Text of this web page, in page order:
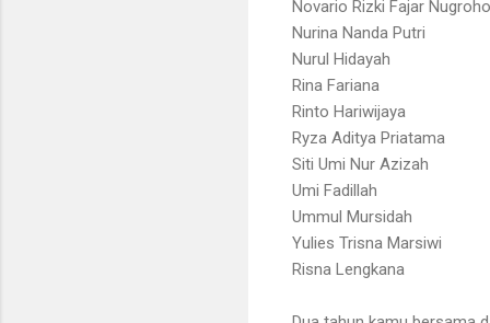
Novario Rizki Fajar Nugroho
Nurina Nanda Putri
Nurul Hidayah
Rina Fariana
Rinto Hariwijaya
Ryza Aditya Priatama
Siti Umi Nur Azizah
Umi Fadillah
Ummul Mursidah
Yulies Trisna Marsiwi
Risna Lengkana